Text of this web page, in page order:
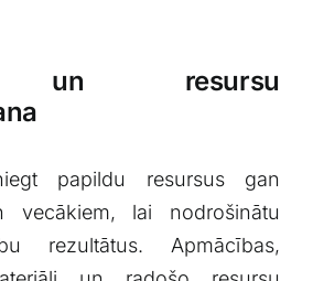
un resursu
papildu resursus gan
vecākiem, lai nodrošinātu
rezultātus.⁤ Apmācības,